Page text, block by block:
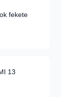
fekete
13